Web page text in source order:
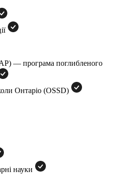
— програма поглибленого
Онтаріо (OSSD)
науки